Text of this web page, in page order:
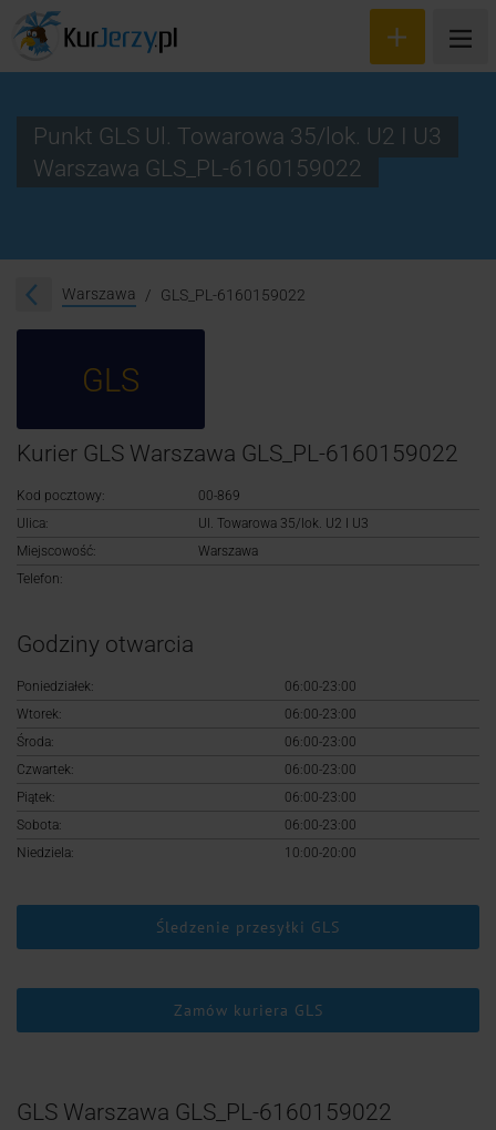
Śledzenie przesyłki
Logowanie
Punkt GLS Ul. Towarowa 35/lok. U2 I U3
Warszawa GLS_PL-6160159022
Warszawa GLS_PL-6160159022
GLS
Kurier GLS Warszawa GLS_PL-6160159022
Kod pocztowy:
00-869
Ulica:
Ul. Towarowa 35/lok. U2 I U3
Miejscowość:
Warszawa
Telefon:
Godziny otwarcia
Poniedziałek:
06:00-23:00
Wtorek:
06:00-23:00
Środa:
06:00-23:00
Czwartek:
06:00-23:00
Piątek:
06:00-23:00
Sobota:
06:00-23:00
Niedziela:
10:00-20:00
Śledzenie przesyłki GLS
Zamów kuriera GLS
GLS Warszawa GLS_PL-6160159022